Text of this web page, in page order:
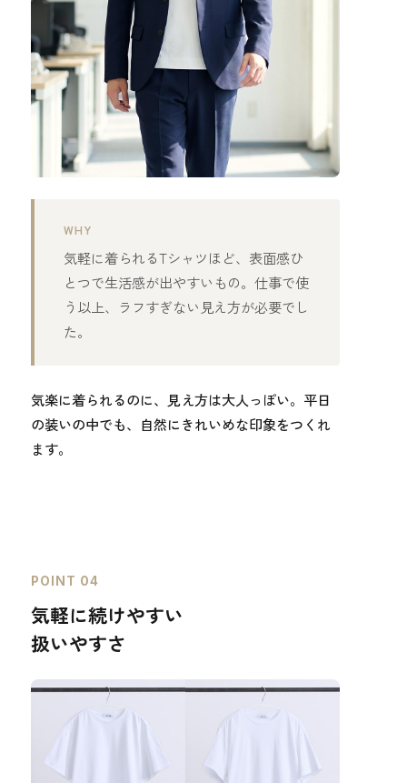
WHY
気軽に着られるTシャツほど、表面感ひ
とつで生活感が出やすいもの。仕事で使
う以上、ラフすぎない見え方が必要でし
た。
気楽に着られるのに、見え方は大人っぽい。平日
の装いの中でも、自然にきれいめな印象をつくれ
ます。
POINT 04
気軽に続けやすい
扱いやすさ